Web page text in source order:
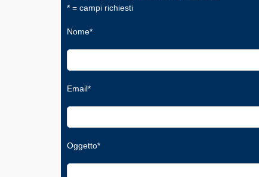
* = campi richiesti
Nome*
Email*
Oggetto*